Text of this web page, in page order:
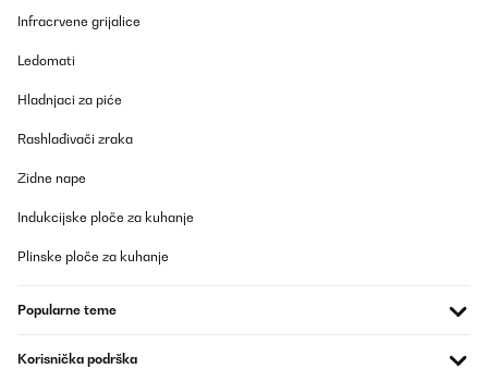
Infracrvene grijalice
Ledomati
Hladnjaci za piće
Rashlađivači zraka
Zidne nape
Indukcijske ploče za kuhanje
Plinske ploče za kuhanje
Popularne teme
Korisnička podrška